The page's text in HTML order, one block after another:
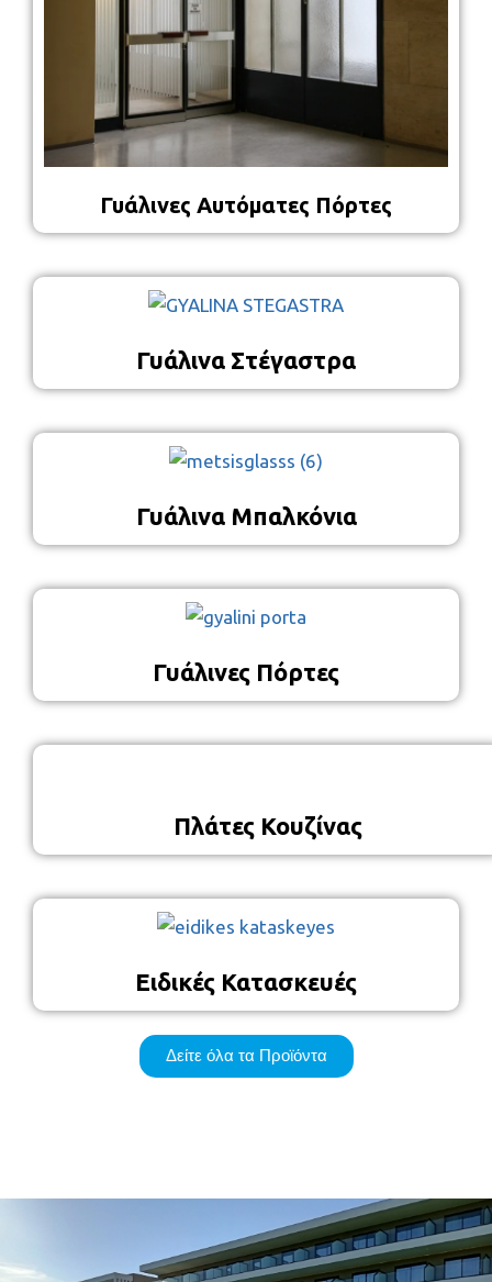
Γυάλινες Αυτόματες Πόρτες
Γυάλινα Στέγαστρα
Γυάλινα Μπαλκόνια
Γυάλινες Πόρτες
Πλάτες Κουζίνας
Ειδικές Κατασκευές
Δείτε όλα τα Προϊόντα